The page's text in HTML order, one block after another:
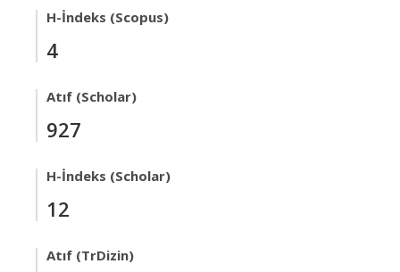
H-İndeks (Scopus)
4
Atıf (Scholar)
927
H-İndeks (Scholar)
12
Atıf (TrDizin)